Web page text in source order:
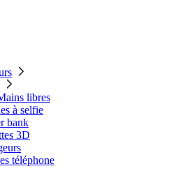
libres
à selfie
bank
3D
téléphone